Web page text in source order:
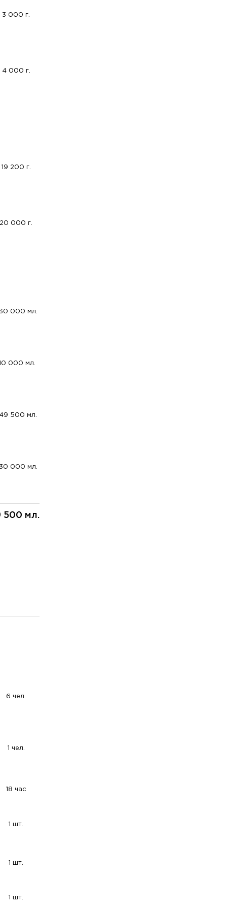
3 000 г.
4 000 г.
19 200 г.
20 000 г.
000 мл.
000 мл.
49 500 мл.
000 мл.
500 мл.
6 чел.
1 чел.
18 час
1 шт.
1 шт.
1 шт.